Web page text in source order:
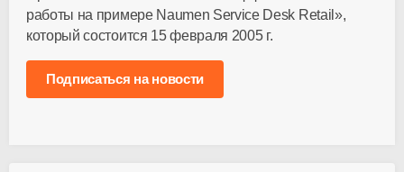
работы на примере Naumen Service Desk Retail»,
который состоится 15 февраля 2005 г.
Подписаться на новости